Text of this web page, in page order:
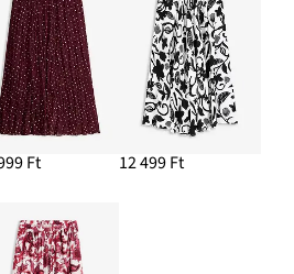
Ft 12 499 Ft